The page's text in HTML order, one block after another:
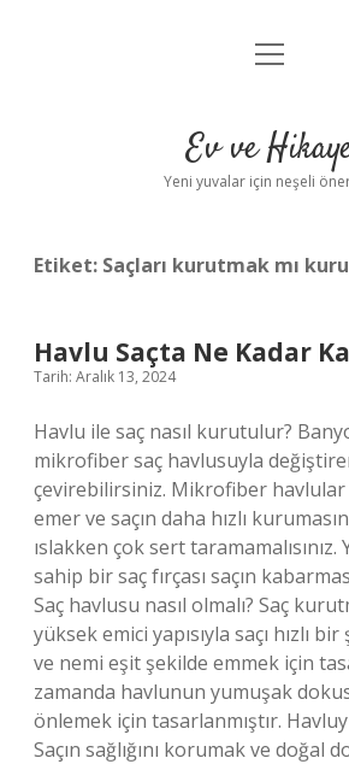
Anasayfa
Yasal Uyarı
menüyü
Ev ve
Yeni yuvalar için neşeli
Etiket: Saçları kurutmak mı
Havlu Saçta Ne Kadar
Tarih: Aralık 13, 2024
Havlu ile saç nasıl kurutulur?
mikrofiber saç havlusuyla
çevirebilirsiniz. Mikrofiber havlular
emer ve saçın daha hızlı
ıslakken çok sert taramamalısınız.
sahip bir saç fırçası saçın
Saç havlusu nasıl olmalı? Saç
yüksek emici yapısıyla saçı hızlı
ve nemi eşit şekilde emmek için
zamanda havlunun yumuşak
önlemek için tasarlanmıştır.
Saçın sağlığını korumak ve doğal